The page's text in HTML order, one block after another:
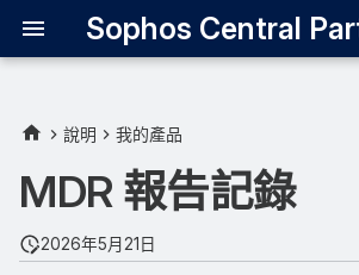
說明 我的產品
MDR 報告記錄
2026年5月21日